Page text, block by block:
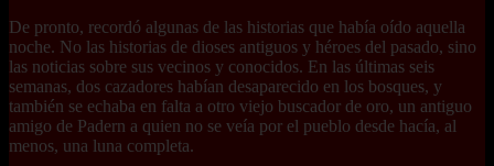
De pronto, recordó algunas de las historias que había oído aquella
noche. No las historias de dioses antiguos y héroes del pasado, sino
las noticias sobre sus vecinos y conocidos. En las últimas seis
semanas, dos cazadores habían desaparecido en los bosques, y
también se echaba en falta a otro viejo buscador de oro, un antiguo
amigo de Padern a quien no se veía por el pueblo desde hacía, al
menos, una luna completa.